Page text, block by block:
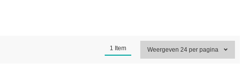
1 Item Weergeven 24 per pagina